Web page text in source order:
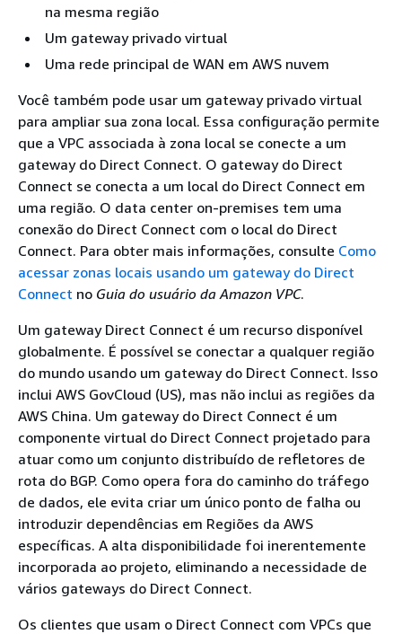
na mesma região
Um gateway privado virtual
Uma rede principal de WAN em AWS nuvem
Você também pode usar um gateway privado virtual
para ampliar sua zona local. Essa configuração permite
que a VPC associada à zona local se conecte a um
gateway do Direct Connect. O gateway do Direct
Connect se conecta a um local do Direct Connect em
uma região. O data center on-premises tem uma
conexão do Direct Connect com o local do Direct
Connect. Para obter mais informações, consulte Como
acessar zonas locais usando um gateway do Direct
Connect no Guia do usuário da Amazon VPC.
Um gateway Direct Connect é um recurso disponível
globalmente. É possível se conectar a qualquer região
do mundo usando um gateway do Direct Connect. Isso
inclui AWS GovCloud (US), mas não inclui as regiões da
AWS China. Um gateway do Direct Connect é um
componente virtual do Direct Connect projetado para
atuar como um conjunto distribuído de refletores de
rota do BGP. Como opera fora do caminho do tráfego
de dados, ele evita criar um único ponto de falha ou
introduzir dependências em Regiões da AWS
específicas. A alta disponibilidade foi inerentemente
incorporada ao projeto, eliminando a necessidade de
vários gateways do Direct Connect.
Os clientes que usam o Direct Connect com VPCs que